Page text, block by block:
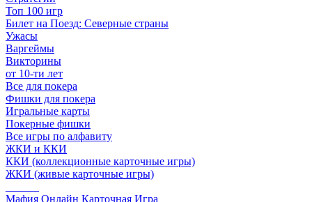
Топ 100 игр
Билет на Поезд: Северные страны
Ужасы
Варгеймы
Викторины
от 10-ти лет
Все для покера
Фишки для покера
Игральные карты
Покерные фишки
Все игры по алфавиту
ЖКИ и ККИ
ККИ (коллекционные карточные игры)
ЖКИ (живые карточные игры)
Мафия Онлайн Карточная Игра